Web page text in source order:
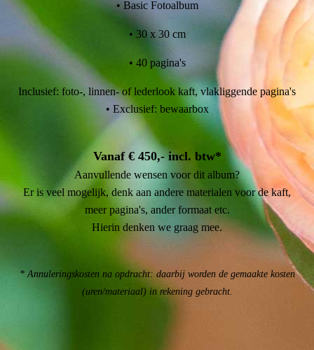
• Basic Fotoalbum
• 30 x 30 cm
• 40 pagina's
Inclusief: foto-, linnen- of lederlook kaft, vlakliggende pagina's
• Exclusief: bewaarbox
Vanaf € 450,- incl. btw*
Aanvullende wensen voor dit album?
Er is veel mogelijk, denk aan andere materialen voor de kaft,
meer pagina's, ander formaat etc.
Hierin denken we graag mee.
* Annuleringskosten na opdracht: daarbij worden de gemaakte kosten
(uren/materiaal) in rekening gebracht.